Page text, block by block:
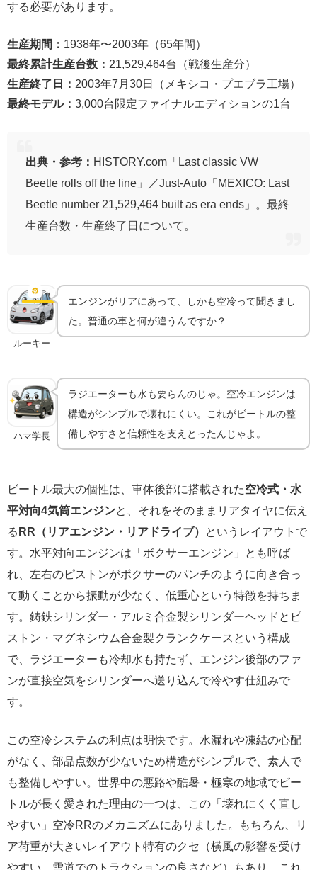
する必要があります。
生産期間： 1938年〜2003年（65年間）
最終累計生産台数： 21,529,464台（戦後生産分）
生産終了日： 2003年7月30日（メキシコ・プエブラ工場）
最終モデル： 3,000台限定ファイナルエディションの1台
出典・参考： HISTORY.com「Last classic VW
Beetle rolls off the line」／Just-Auto「MEXICO: Last
Beetle number 21,529,464 built as era ends」。最終
生産台数・生産終了日について。
⚙️ メカニズム
ルーキー
エンジンがリアにあって、しかも空冷って聞きまし
た。普通の車と何が違うんですか？
ハマ学長
ラジエーターも水も要らんのじゃ。空冷エンジンは
構造がシンプルで壊れにくい。これがビートルの整
備しやすさと信頼性を支えとったんじゃよ。
ビートル最大の個性は、車体後部に搭載された空冷式・水
平対向4気筒エンジンと、それをそのままリアタイヤに伝え
る RR（リアエンジン・リアドライブ）
というレイアウトで
す。水平対向エンジンは「ボクサーエンジン」とも呼ば
れ、左右のピストンがボクサーのパンチのように向き合っ
て動くことから振動が少なく、低重心という特徴を持ちま
す。鋳鉄シリンダー・アルミ合金製シリンダーヘッドとピ
ストン・マグネシウム合金製クランクケースという構成
で、ラジエーターも冷却水も持たず、エンジン後部のファ
ンが直接空気をシリンダーへ送り込んで冷やす仕組みで
す。
この空冷システムの利点は明快です。水漏れや凍結の心配
がなく、部品点数が少ないため構造がシンプルで、素人で
も整備しやすい。世界中の悪路や酷暑・極寒の地域でビー
トルが長く愛された理由の一つは、この「壊れにくく直し
やすい」空冷RRのメカニズムにありました。もちろん、リ
ア荷重が大きいレイアウト特有のクセ（横風の影響を受け
やすい、雪道でのトラクションの良さなど）もあり、これ